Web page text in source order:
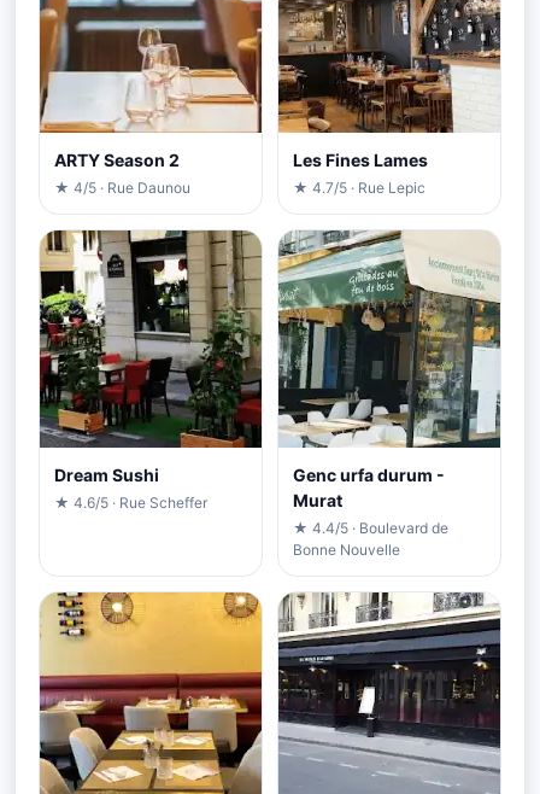
ARTY Season 2
★ 4/5 · Rue Daunou
Les Fines Lames
★ 4.7/5 · Rue Lepic
Dream Sushi
★ 4.6/5 · Rue Scheffer
Genc urfa durum -
Murat
★ 4.4/5 · Boulevard de
Bonne Nouvelle